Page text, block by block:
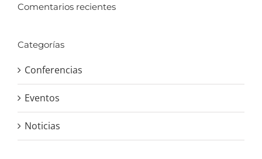
Comentarios recientes
Categorías
Conferencias
Eventos
Noticias